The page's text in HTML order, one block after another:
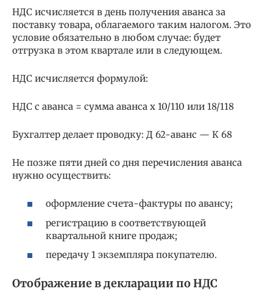
НДС исчисляется в день получения аванса за
поставку товара, облагаемого таким налогом. Это
условие обязательно в любом случае: будет
отгрузка в этом квартале или в следующем.
НДС исчисляется формулой:
НДС с аванса = сумма аванса х 10/110 или 18/118
Бухгалтер делает проводку: Д 62-аванс — К 68
Не позже пяти дней со дня перечисления аванса
нужно осуществить:
оформление счета-фактуры по авансу;
регистрацию в соответствующей
квартальной книге продаж;
передачу 1 экземпляра покупателю.
Отображение в декларации по НДС